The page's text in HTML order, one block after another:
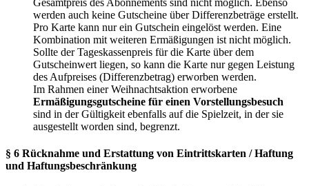
werden auch keine Gutscheine über Differenzbeträge erstellt.
Pro Karte kann nur ein Gutschein eingelöst werden. Eine
Kombination mit weiteren Ermäßigungen ist nicht möglich.
Sollte der Tageskassenpreis für die Karte über dem
Gutscheinwert liegen, so kann die Karte nur gegen Leistung
des Aufpreises (Differenzbetrag) erworben werden.
Im Rahmen einer Weihnachtsaktion erworbene
Ermäßigungsgutscheine für einen Vorstellungsbesuch
sind in der Gültigkeit ebenfalls auf die Spielzeit, in der sie
ausgestellt worden sind, begrenzt.
§ 6 Rücknahme und Erstattung von Eintrittskarten / Haftung
und Haftungsbeschränkung